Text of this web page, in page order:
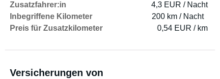
Zusatzfahrer:in
4,3 EUR / Nacht
Inbegriffene Kilometer
200 km / Nacht
Preis für Zusatzkilometer
0,54 EUR / km
Versicherungen von